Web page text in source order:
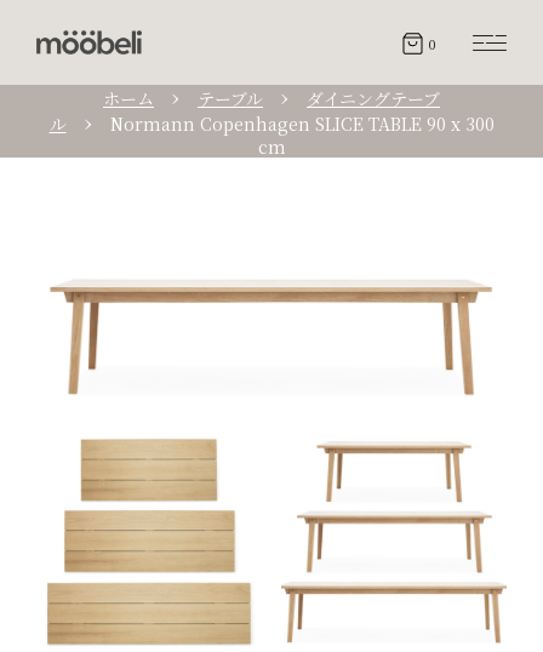
0
ホーム テーブル
ダイニングテーブ
ル
Normann Copenhagen SLICE TABLE 90 x 300
cm